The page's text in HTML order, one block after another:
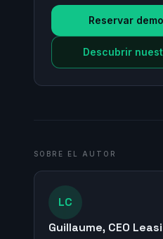
Reservar
Descubrir
SOBRE EL AUTOR
LC
Guillaume, CEO